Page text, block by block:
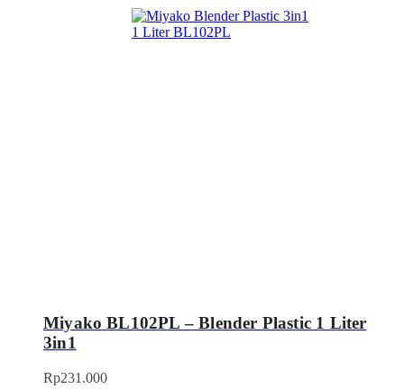
Miyako BL102PL – Blender Plastic 1 Liter
3in1
Rp231.000